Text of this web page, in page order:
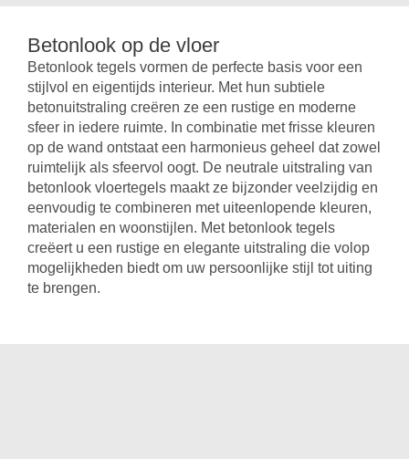
Betonlook op de vloer
Betonlook tegels vormen de perfecte basis voor een
stijlvol en eigentijds interieur. Met hun subtiele
betonuitstraling creëren ze een rustige en moderne
sfeer in iedere ruimte. In combinatie met frisse kleuren
op de wand ontstaat een harmonieus geheel dat zowel
ruimtelijk als sfeervol oogt. De neutrale uitstraling van
betonlook vloertegels maakt ze bijzonder veelzijdig en
eenvoudig te combineren met uiteenlopende kleuren,
materialen en woonstijlen. Met betonlook tegels
creëert u een rustige en elegante uitstraling die volop
mogelijkheden biedt om uw persoonlijke stijl tot uiting
te brengen.